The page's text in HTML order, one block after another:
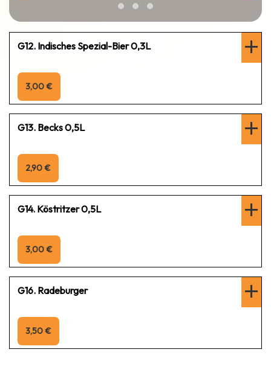
G12. Indisches Spezial-Bier 0,3L
3,00 €
G13. Becks 0,5L
2,90 €
G14. Köstritzer 0,5L
3,00 €
G16. Radeburger
3,50 €